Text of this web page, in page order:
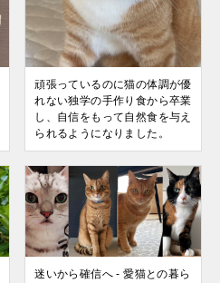
頑張っているのに猫の体調が優
れない独学の手作り食から卒業
し、自信をもって自然食を与え
られるようになりました。
迷いから確信へ - 愛猫との暮ら